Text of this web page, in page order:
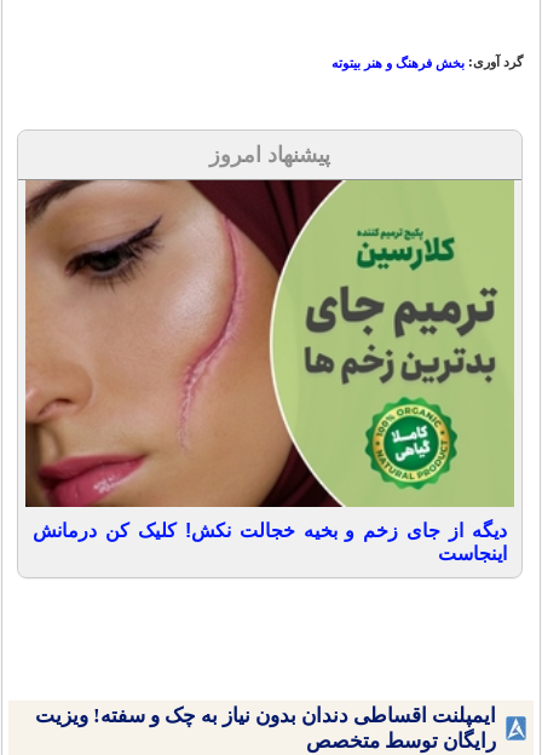
گرد آوری: بخش فرهنگ و هنر بیتوته
پیشنهاد امروز
دیگه از جای زخم و بخیه خجالت نکش! کلیک کن درمانش
اینجاست
ایمپلنت اقساطی دندان بدون نیاز به چک و سفته! ویزیت
رایگان توسط متخصص